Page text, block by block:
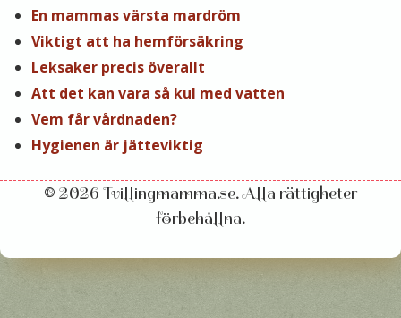
En mammas värsta mardröm
Viktigt att ha hemförsäkring
Leksaker precis överallt
Att det kan vara så kul med vatten
Vem får vårdnaden?
Hygienen är jätteviktig
© 2026 Tvillingmamma.se. Alla rättigheter
förbehållna.